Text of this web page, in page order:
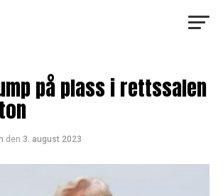
på plass i rettssalen
den 3. august 2023